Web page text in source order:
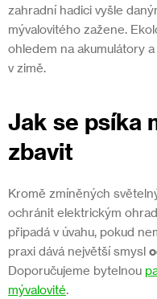
zahradní hadici vyšle
mývalovitého zažene.
ohledem na akumulátory
v zimě.
Jak se psíka
zbavit
Kromě zmíněných
ochránit elektrickým
připadá v úvahu, pokud
praxi dává největší smysl
Doporučujeme bytelnou
mývalovité.